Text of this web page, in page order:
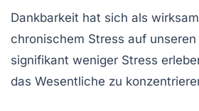
Dankbarkeit hat sich als
chronischem Stress auf
signifikant weniger Stress
das Wesentliche zu